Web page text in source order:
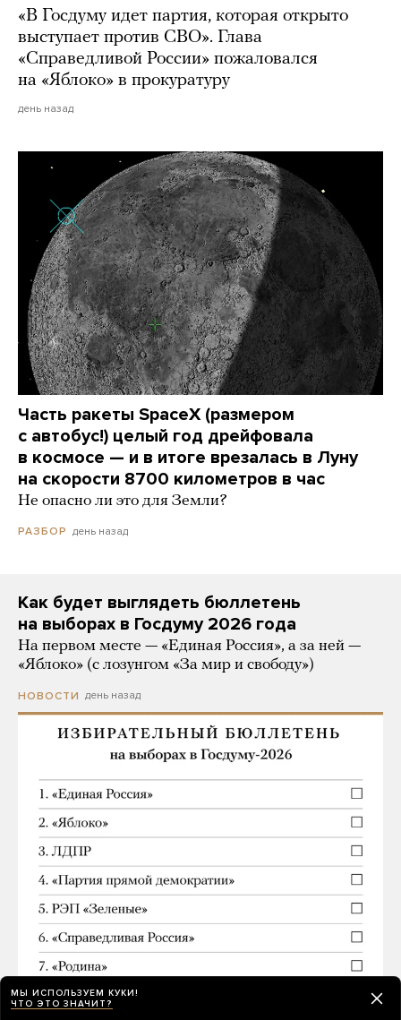
«В Госдуму идет партия, которая открыто
выступает против СВО». Глава
«Справедливой России» пожаловался
на «Яблоко» в прокуратуру
день назад
Часть ракеты SpaceX (размером
с автобус!) целый год дрейфовала
в космосе — и в итоге врезалась в Луну
на скорости 8700 километров в час
Не опасно ли это для Земли?
РАЗБОР день назад
Как будет выглядеть бюллетень
на выборах в Госдуму 2026 года
На первом месте — «Единая Россия», а за ней —
«Яблоко» (с лозунгом «За мир и свободу»)
НОВОСТИ день назад
МЫ ИСПОЛЬЗУЕМ КУКИ!
ЧТО ЭТО ЗНАЧИТ?